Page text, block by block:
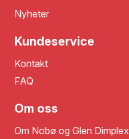
Nyheter
Kundeservice
Kontakt
FAQ
Om oss
Om Nobø og Glen Dimplex